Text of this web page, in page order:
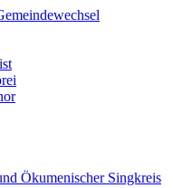
Ökumenischer Singkreis